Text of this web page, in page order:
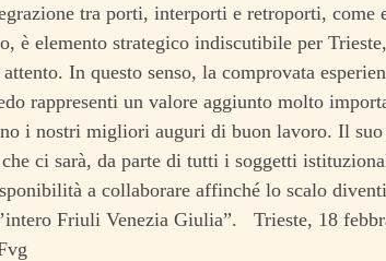
tra porti, interporti e retroporti, come
è elemento strategico indiscutibile per
In questo senso, la comprovata
rappresenti un valore aggiunto molto
i nostri migliori auguri di buon lavoro. Il
ci sarà, da parte di tutti i soggetti
a collaborare affinché lo scalo
Friuli Venezia Giulia”. Trieste, 18